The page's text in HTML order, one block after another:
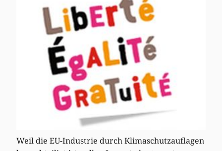
Weil die EU-Industrie durch Klimaschutzauflagen